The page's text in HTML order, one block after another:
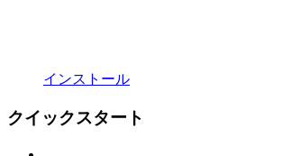
インストール
クイックスタート